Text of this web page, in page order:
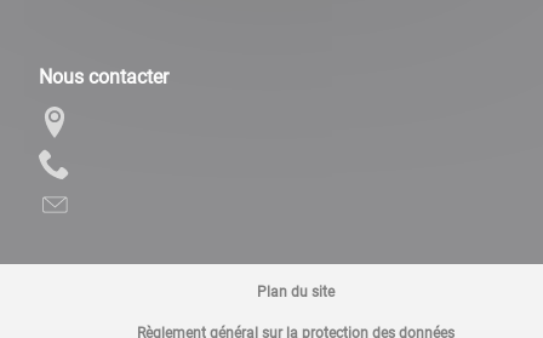
Nous contacter
Plan du site
Règlement général sur la protection des données